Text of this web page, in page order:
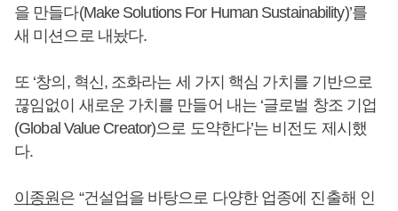
을 만들다(Make Solutions For Human Sustainability)’를
새 미션으로 내놨다.
또 ‘창의, 혁신, 조화라는 세 가지 핵심 가치를 기반으로
끊임없이 새로운 가치를 만들어 내는 ‘글로벌 창조 기업
(Global Value Creator)으로 도약한다’는 비전도 제시했
다.
이종원은 “건설업을 바탕으로 다양한 업종에 진출해 인